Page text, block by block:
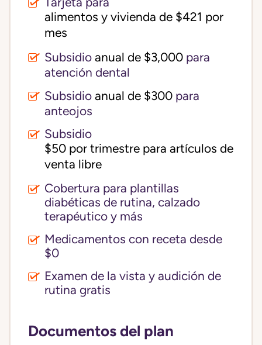
alimentos y vivienda de $421 por
mes
Subsidio anual de $3,000 para
atención dental
Subsidio anual de $300 para
anteojos
Subsidio
$50 por trimestre para artículos de
venta libre
Cobertura para plantillas
diabéticas de rutina, calzado
terapéutico y más
Medicamentos con receta desde
$0
Examen de la vista y audición de
rutina gratis
Documentos del plan